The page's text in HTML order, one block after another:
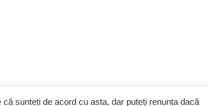
sunteți de acord cu asta, dar puteți renunța dacă